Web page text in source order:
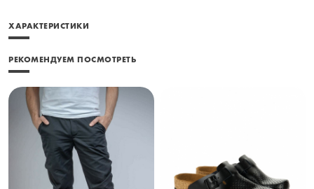
ХАРАКТЕРИСТИКИ
РЕКОМЕНДУЕМ ПОСМОТРЕТЬ